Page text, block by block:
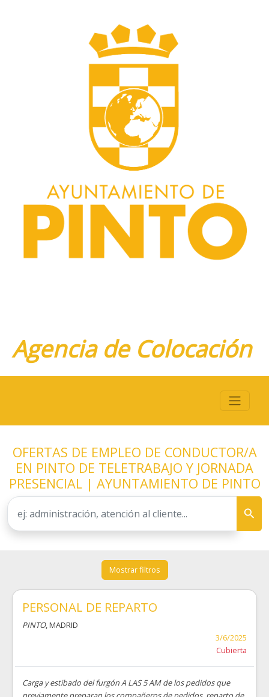
Agencia de Colocación
OFERTAS DE EMPLEO DE CONDUCTOR/A
EN PINTO DE TELETRABAJO Y JORNADA
PRESENCIAL | AYUNTAMIENTO DE PINTO
Mostrar filtros
PERSONAL DE REPARTO
PINTO, MADRID
3/6/2025
Cubierta
Carga y estibado del furgón A LAS 5 AM de los pedidos que